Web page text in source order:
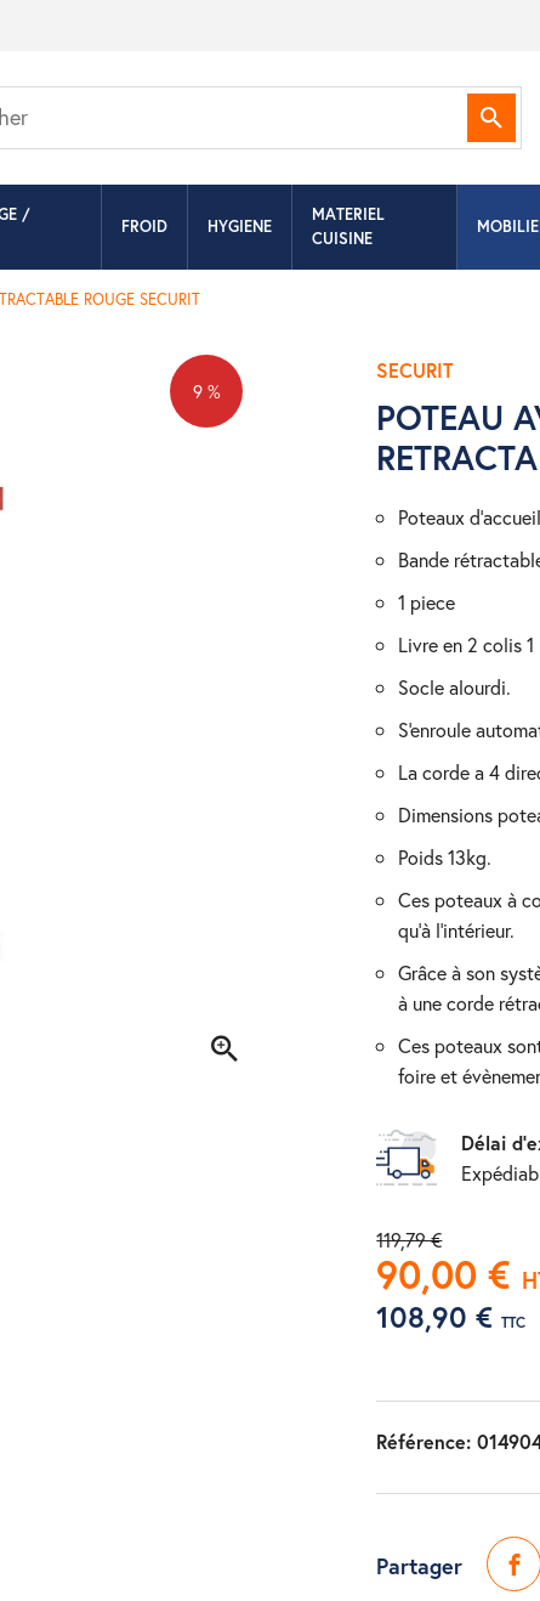
/
FROID HYGIENE
MATERIEL
CUISINE
ROUGE SECURIT
9 %
SECURIT
POTEAU
poteaux
bande
1 piece
livre en 2 colis
socle alourdi.
s'enroule
la corde a 4
dimensions
poids 13kg.
ces poteaux à corde rétractable peuvent être placés aussi bien à l'extérieur
qu'à l'intérieur.
grâce à son système clic, vous pouvez assembler les poteaux entre eux grâce
à une corde
ces poteaux sont parfaits pour délimiter des zones, comme terrasse, terrain,
foire et
Délai
119,79 €
90,00 €
108,90 € TTC
Référence:
Partager